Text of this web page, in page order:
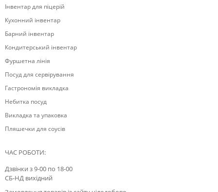
Інвентар для піцерій
Кухонний інвентар
Барний інвентар
Кондитерський інвентар
Фуршетна лінія
Посуд для сервірування
Гастрономія викладка
Небитка посуд
Викладка та упаковка
Пляшечки для соусів
ЧАС РОБОТИ:
Дзвінки з 9-00 по 18-00
СБ-НД вихідний